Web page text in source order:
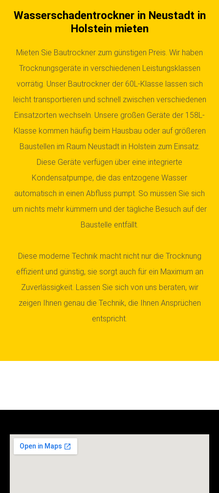
Wasserschadentrockner in Neustadt in
Holstein mieten
Mieten Sie Bautrockner zum günstigen Preis. Wir haben
Trocknungsgeräte in verschiedenen Leistungsklassen
vorrätig. Unser Bautrockner der 60L-Klasse lassen sich
leicht transportieren und schnell zwischen verschiedenen
Einsatzorten wechseln. Unsere großen Geräte der 158L-
Klasse kommen häufig beim Hausbau oder auf größeren
Baustellen im Raum Neustadt in Holstein zum Einsatz.
Diese Geräte verfügen über eine integrierte
Kondensatpumpe, die das entzogene Wasser
automatisch in einen Abfluss pumpt. So müssen Sie sich
um nichts mehr kümmern und der tägliche Besuch auf der
Baustelle entfällt.
Diese moderne Technik macht nicht nur die Trocknung
effizient und günstig, sie sorgt auch für ein Maximum an
Zuverlässigkeit. Lassen Sie sich von uns beraten, wir
zeigen Ihnen genau die Technik, die Ihnen Ansprüchen
entspricht.